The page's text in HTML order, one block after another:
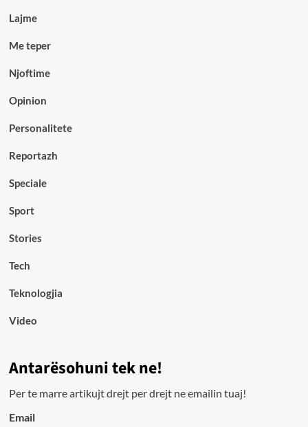
Lajme
Me teper
Njoftime
Opinion
Personalitete
Reportazh
Speciale
Sport
Stories
Tech
Teknologjia
Video
Antarësohuni tek ne!
Per te marre artikujt drejt per drejt ne emailin tuaj!
Email